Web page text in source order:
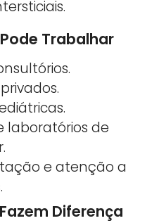
Trabalhar
laboratórios de
e atenção a
Diferença